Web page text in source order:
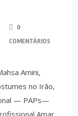
0
COMENTÁRIOS
Amini,
no Irão,
— PAPs—
Amar